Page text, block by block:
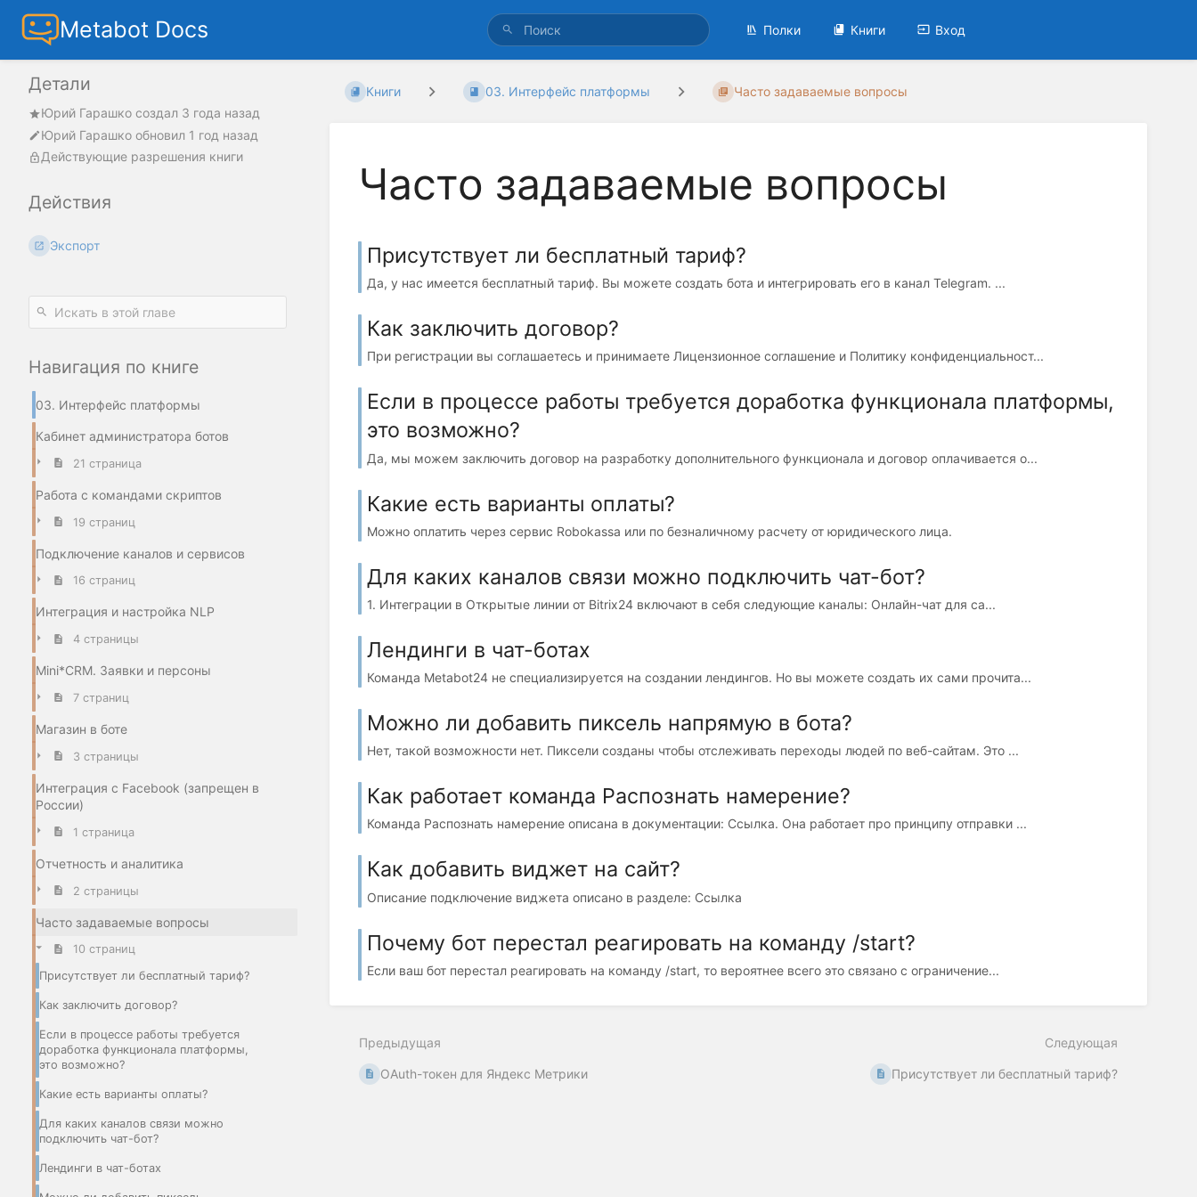
Metabot Docs Полки Книги Вход
Навигация по книге
03. Интерфейс платформы
Кабинет администратора ботов
21 страница
Работа с командами скриптов
19 страниц
Подключение каналов и сервисов
16 страниц
Интеграция и настройка NLP
4 страницы
Mini*CRM. Заявки и персоны
7 страниц
Магазин в боте
3 страницы
Интеграция с Facebook (запрещен в
России)
1 страница
Отчетность и аналитика
2 страницы
Часто задаваемые вопросы
10 страниц
Присутствует ли бесплатный тариф?
Как заключить договор?
Если в процессе работы требуется
доработка функционала платформы,
это возможно?
Какие есть варианты оплаты?
Для каких каналов связи можно
подключить чат-бот?
Лендинги в чат-ботах
Книги 03. Интерфейс платформы Часто задаваемые вопросы
Часто задаваемые вопросы
Присутствует ли бесплатный тариф?
Да, у нас имеется бесплатный тариф. Вы можете создать бота и интегрировать его в канал Telegram. ...
Как заключить договор?
При регистрации вы соглашаетесь и принимаете Лицензионное соглашение и Политику конфиденциальност...
Если в процессе работы требуется доработка функционала платформы,
это возможно?
Да, мы можем заключить договор на разработку дополнительного функционала и договор оплачивается о...
Какие есть варианты оплаты?
Можно оплатить через сервис Robokassa или по безналичному расчету от юридического лица.
Для каких каналов связи можно подключить чат-бот?
1. Интеграции в Открытые линии от Bitrix24 включают в себя следующие каналы: Онлайн-чат для са...
Лендинги в чат-ботах
Команда Metabot24 не специализируется на создании лендингов. Но вы можете создать их сами прочита...
Можно ли добавить пиксель напрямую в бота?
Нет, такой возможности нет. Пиксели созданы чтобы отслеживать переходы людей по веб-сайтам. Это ...
Как работает команда Распознать намерение?
Команда Распознать намерение описана в документации: Ссылка. Она работает про принципу отправки ...
Как добавить виджет на сайт?
Описание подключение виджета описано в разделе: Ссылка
Почему бот перестал реагировать на команду /start?
Если ваш бот перестал реагировать на команду /start, то вероятнее всего это связано с ограничение...
Предыдущая
OAuth-токен для Яндекс Метрики
Следующая
Присутствует ли бесплатный тариф?
Детали
Юрий Гарашко создал 3 года назад
Юрий Гарашко обновил 1 год назад
Действующие разрешения книги
Действия
Экспорт